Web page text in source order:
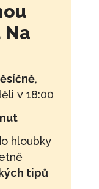
,
v 18:00
hloubky
tipů